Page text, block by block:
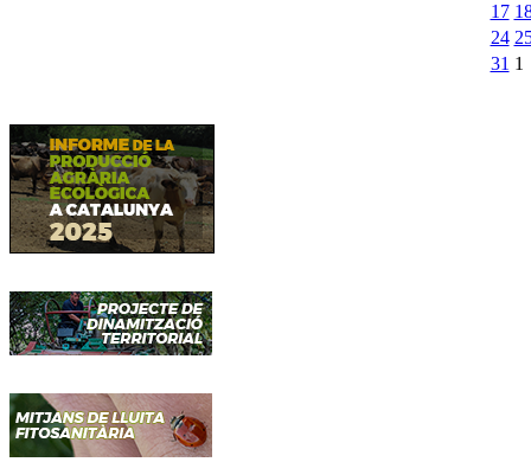
17
24
31 1